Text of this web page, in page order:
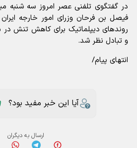
در گفتگوی تلفنی عصر امروز سه شنبه
فیصل بن فرحان وزرای امور خارجه
روند‌های دیپلماتیک برای کاهش تنش
و تبادل نظر شد.
انتهای پیام/
آیا این خبر مفید بود؟
ارسال به دیگران